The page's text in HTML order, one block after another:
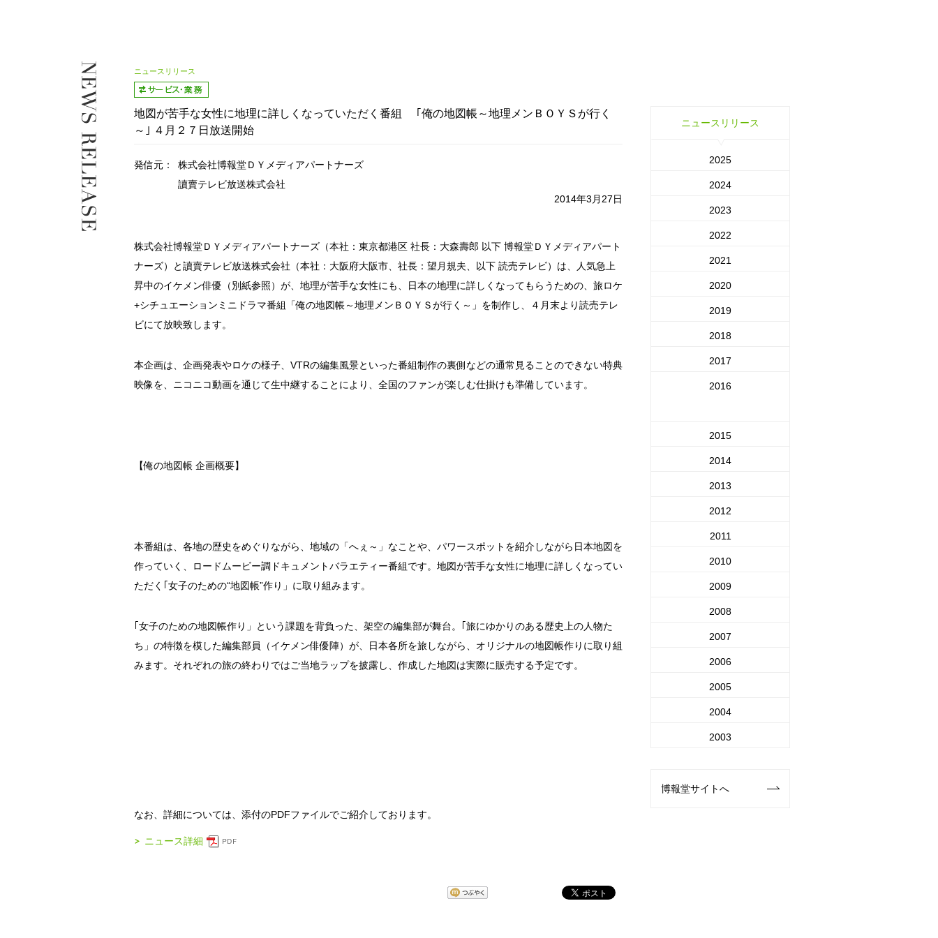
ニュースリリース
地図が苦手な女性に地理に詳しくなっていただく番組 ｢俺の地図帳～地理メンＢＯＹＳが行く
～｣ ４月２７日放送開始
発信元：
株式会社博報堂ＤＹメディアパートナーズ
讀賣テレビ放送株式会社
2014年3月27日
株式会社博報堂ＤＹメディアパートナーズ（本社：東京都港区 社長：大森壽郎 以下 博報堂ＤＹメディアパート
ナーズ）と讀賣テレビ放送株式会社（本社：大阪府大阪市、社長：望月規夫、以下 読売テレビ）は、人気急上
昇中のイケメン俳優（別紙参照）が、地理が苦手な女性にも、日本の地理に詳しくなってもらうための、旅ロケ
+シチュエーションミニドラマ番組「俺の地図帳～地理メンＢＯＹＳが行く～」を制作し、４月末より読売テレ
ビにて放映致します。
本企画は、企画発表やロケの様子、VTRの編集風景といった番組制作の裏側などの通常見ることのできない特典
映像を、ニコニコ動画を通じて生中継することにより、全国のファンが楽しむ仕掛けも準備しています。
【俺の地図帳 企画概要】
本番組は、各地の歴史をめぐりながら、地域の「へぇ～」なことや、パワースポットを紹介しながら日本地図を
作っていく、ロードムービー調ドキュメントバラエティー番組です。地図が苦手な女性に地理に詳しくなってい
ただく｢女子のための“地図帳”作り」に取り組みます。
｢女子のための地図帳作り」という課題を背負った、架空の編集部が舞台。｢旅にゆかりのある歴史上の人物た
ち」の特徴を模した編集部員（イケメン俳優陣）が、日本各所を旅しながら、オリジナルの地図帳作りに取り組
みます。それぞれの旅の終わりではご当地ラップを披露し、作成した地図は実際に販売する予定です。
なお、詳細については、添付のPDFファイルでご紹介しております。
ニュース詳細
ニュースリリース
2025
2024
2023
2022
2021
2020
2019
2018
2017
2016
2015
2014
2013
2012
2011
2010
2009
2008
2007
2006
2005
2004
2003
博報堂サイトへ